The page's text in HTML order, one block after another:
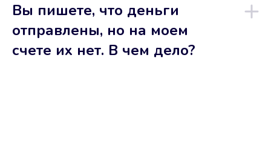
Вы пишете, что деньги
отправлены, но на моем
счете их нет. В чем дело?